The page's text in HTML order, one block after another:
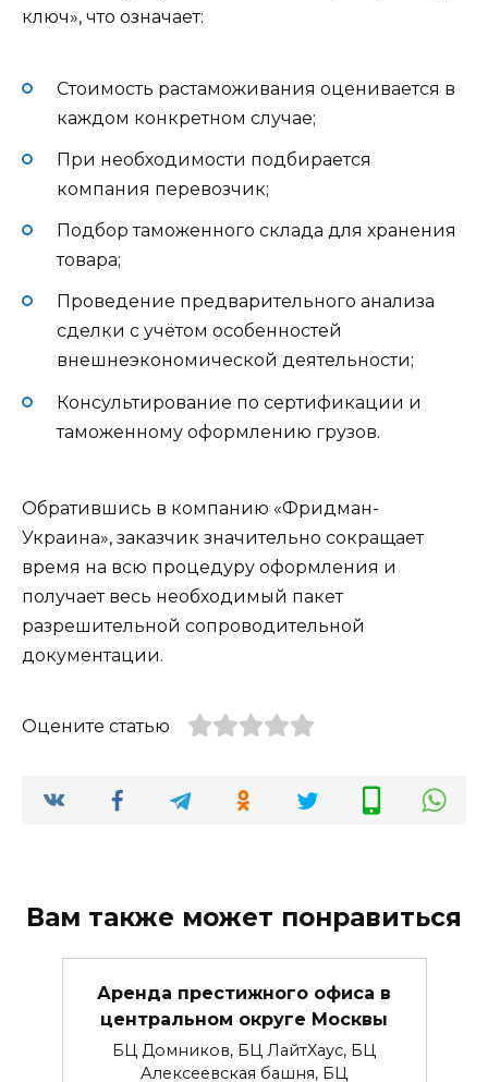
ключ», что означает:
Стоимость растаможивания оценивается в
каждом конкретном случае;
При необходимости подбирается
компания перевозчик;
Подбор таможенного склада для хранения
товара;
Проведение предварительного анализа
сделки с учётом особенностей
внешнеэкономической деятельности;
Консультирование по сертификации и
таможенному оформлению грузов.
Обратившись в компанию «Фридман-
Украина», заказчик значительно сокращает
время на всю процедуру оформления и
получает весь необходимый пакет
разрешительной сопроводительной
документации.
Оцените статью
Вам также может понравиться
Аренда престижного офиса в
центральном округе Москвы
БЦ Домников, БЦ ЛайтХаус, БЦ
Алексеевская башня, БЦ